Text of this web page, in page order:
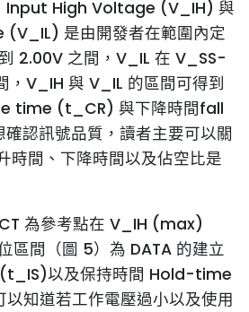
Input High Voltage (V_IH) 與
是由開發者在範圍內定
2.00V 之間，V_IL 在 V_SS-
，V_IH 與 V_IL 的區間可得到
time (t_CR) 與下降時間fall
認訊號品質，讀者主要可以關
時間、下降時間以及佔空比是
為參考點在 V_IH (max)
區間（圖 5）為 DATA 的建立
以及保持時間 Hold-time
知道若工作電壓過小以及使用